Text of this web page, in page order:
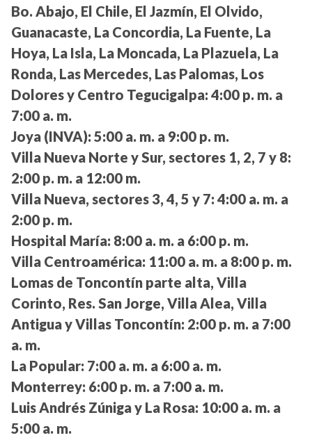
Bo. Abajo, El Chile, El Jazmín, El Olvido,
Guanacaste, La Concordia, La Fuente, La
Hoya, La Isla, La Moncada, La Plazuela, La
Ronda, Las Mercedes, Las Palomas, Los
Dolores y Centro Tegucigalpa: 4:00 p. m. a
7:00 a. m.
Joya (INVA): 5:00 a. m. a 9:00 p. m.
Villa Nueva Norte y Sur, sectores 1, 2, 7 y 8:
2:00 p. m. a 12:00 m.
Villa Nueva, sectores 3, 4, 5 y 7: 4:00 a. m. a
2:00 p. m.
Hospital María: 8:00 a. m. a 6:00 p. m.
Villa Centroamérica: 11:00 a. m. a 8:00 p. m.
Lomas de Toncontín parte alta, Villa
Corinto, Res. San Jorge, Villa Alea, Villa
Antigua y Villas Toncontín: 2:00 p. m. a 7:00
a. m.
La Popular: 7:00 a. m. a 6:00 a. m.
Monterrey: 6:00 p. m. a 7:00 a. m.
Luis Andrés Zúniga y La Rosa: 10:00 a. m. a
5:00 a. m.